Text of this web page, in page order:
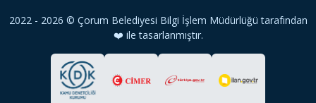
2022 - 2026 © Çorum Belediyesi Bilgi İşlem Müdürlüğü tarafından
❤️ ile tasarlanmıştır.